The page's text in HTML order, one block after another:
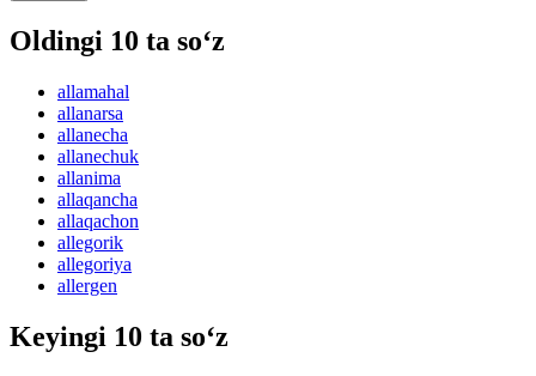
Oldingi 10 ta so‘z
allamahal
allanarsa
allanecha
allanechuk
allanima
allaqancha
allaqachon
allegorik
allegoriya
allergen
Keyingi 10 ta so‘z